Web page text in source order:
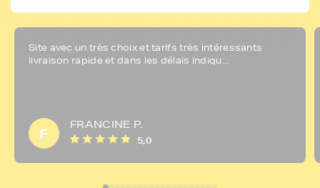
Site avec un très choix et tarifs très intéressants
livraison rapide et dans les délais indiqu...
F
FRANCINE P.
5,0